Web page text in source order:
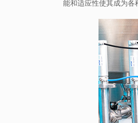
能和适应性使其成为各